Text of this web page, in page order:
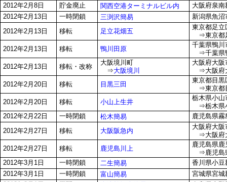
2012年2月8日
貯金廃止 関西空港ターミナルビル内
大阪府泉
2012年2月13日
一時閉鎖 三渕沢簡易
新潟県魚沼
2012年2月13日
移転 足立花畑五
東京都足立
⇒東京都
2012年2月13日
移転 鴨川田原
千葉県鴨川
⇒千葉県
2012年2月13日
移転・改称
大阪境川町
⇒大阪境川
大阪府大阪
⇒大阪府
2012年2月20日
移転 目黒三田
東京都目黒
⇒東京都
2012年2月20日
移転 小山上生井
栃木県小山
⇒栃木県
2012年2月22日
一時閉鎖 松木簡易
鹿児島県霧
2012年2月27日
移転 大阪阪急内
大阪府大阪
⇒大阪府
2012年2月27日
移転 鹿児島川上
鹿児島県鹿
⇒鹿児島
2012年3月1日
一時閉鎖 二生簡易
香川県小豆
2012年3月1日
一時閉鎖 富山簡易
宮城県宮城